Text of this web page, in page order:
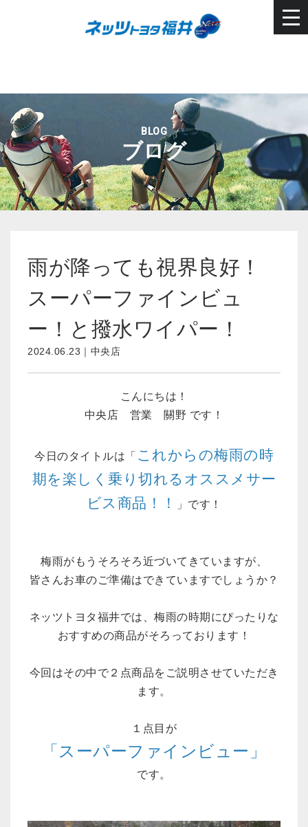
BLOG
ブログ
雨が降っても視界良好！
スーパーファインビュ
ー！と撥水ワイパー！
2024.06.23｜中央店
こんにちは！
中央店 営業 關野 です！
今日のタイトルは「 これからの梅雨の時
期を楽しく乗り切れる オススメサー
ビス商品！！
」です！
梅雨がもうそろそろ近づいてきていますが、
皆さんお車のご準備はできていますでしょうか？
ネッツトヨタ福井では、梅雨の時期にぴったりな
おすすめの商品がそろっております！
今回はその中で２点商品をご説明させていただき
ます。
１点目が
「スーパーファインビュー」
です。